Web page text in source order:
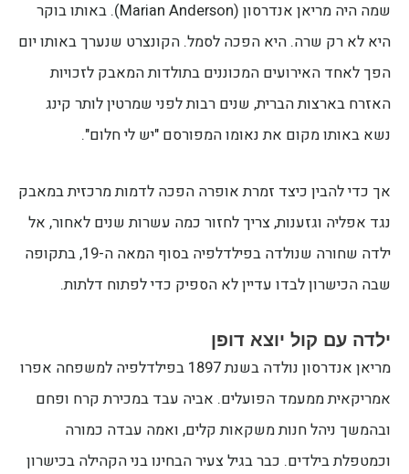
שמה היה מריאן אנדרסון (Marian Anderson). באותו בוקר
היא לא רק שרה. היא הפכה לסמל. הקונצרט שנערך באותו יום
הפך לאחד האירועים המכוננים בתולדות המאבק לזכויות
האזרח בארצות הברית, שנים רבות לפני שמרטין לותר קינג
נשא באותו מקום את נאומו המפורסם "יש לי חלום".
אך כדי להבין כיצד זמרת אופרה הפכה לדמות מרכזית במאבק
נגד אפליה וגזענות, צריך לחזור כמה עשרות שנים לאחור, אל
ילדה שחורה שנולדה בפילדלפיה בסוף המאה ה-19, בתקופה
שבה הכישרון לבדו עדיין לא הספיק כדי לפתוח דלתות.
ילדה עם קול יוצא דופן
מריאן אנדרסון נולדה בשנת 1897 בפילדלפיה למשפחה אפרו
אמריקאית ממעמד הפועלים. אביה עבד במכירת קרח ופחם
ובהמשך ניהל חנות משקאות קלים, ואמה עבדה כמורה
וכמטפלת בילדים. כבר בגיל צעיר הבחינו בני הקהילה בכישרון